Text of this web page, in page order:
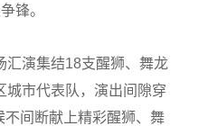
锋。
汇演集结18支醒狮、舞龙
城市代表队，演出间隙穿
间断献上精彩醒狮、舞